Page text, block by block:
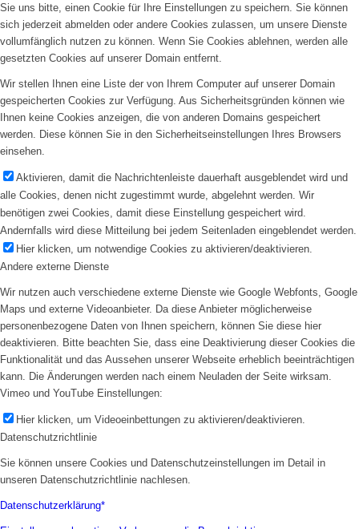
Sie uns bitte, einen Cookie für Ihre Einstellungen zu speichern. Sie können
sich jederzeit abmelden oder andere Cookies zulassen, um unsere Dienste
vollumfänglich nutzen zu können. Wenn Sie Cookies ablehnen, werden alle
gesetzten Cookies auf unserer Domain entfernt.
Wir stellen Ihnen eine Liste der von Ihrem Computer auf unserer Domain
gespeicherten Cookies zur Verfügung. Aus Sicherheitsgründen können wie
Ihnen keine Cookies anzeigen, die von anderen Domains gespeichert
werden. Diese können Sie in den Sicherheitseinstellungen Ihres Browsers
einsehen.
Aktivieren, damit die Nachrichtenleiste dauerhaft ausgeblendet wird und
alle Cookies, denen nicht zugestimmt wurde, abgelehnt werden. Wir
benötigen zwei Cookies, damit diese Einstellung gespeichert wird.
Andernfalls wird diese Mitteilung bei jedem Seitenladen eingeblendet werden.
Hier klicken, um notwendige Cookies zu aktivieren/deaktivieren.
Andere externe Dienste
Wir nutzen auch verschiedene externe Dienste wie Google Webfonts, Google
Maps und externe Videoanbieter. Da diese Anbieter möglicherweise
personenbezogene Daten von Ihnen speichern, können Sie diese hier
deaktivieren. Bitte beachten Sie, dass eine Deaktivierung dieser Cookies die
Funktionalität und das Aussehen unserer Webseite erheblich beeinträchtigen
kann. Die Änderungen werden nach einem Neuladen der Seite wirksam.
Vimeo und YouTube Einstellungen:
Hier klicken, um Videoeinbettungen zu aktivieren/deaktivieren.
Datenschutzrichtlinie
Sie können unsere Cookies und Datenschutzeinstellungen im Detail in
unseren Datenschutzrichtlinie nachlesen.
Datenschutzerklärung*